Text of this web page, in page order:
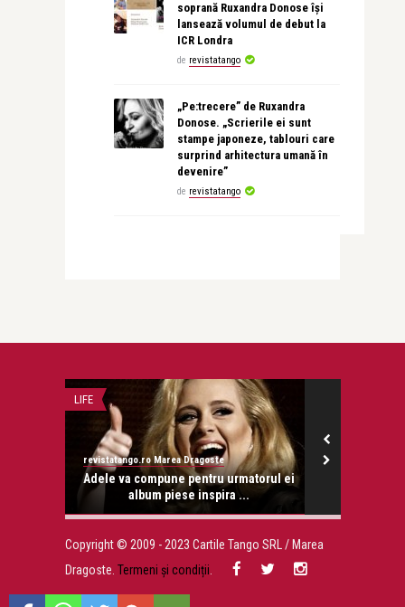
soprană Ruxandra Donose își
lansează volumul de debut la
ICR Londra
de revistatango
„Pe:trecere” de Ruxandra
Donose. „Scrierile ei sunt
stampe japoneze, tablouri care
surprind arhitectura umană în
devenire”
de revistatango
LIFE
revistatango.ro Marea Dragoste
Adele va compune pentru urmatorul ei
album piese inspira ...
Copyright © 2009 - 2023 Cartile Tango SRL / Marea
Dragoste. Termeni și condiții